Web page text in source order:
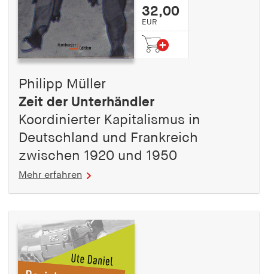
32,00
EUR
Philipp Müller
Zeit der Unterhändler
Koordinierter Kapitalismus in
Deutschland und Frankreich
zwischen 1920 und 1950
Mehr erfahren